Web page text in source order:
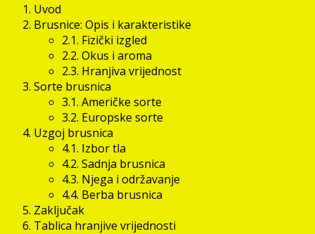
Uvod
Brusnice: Opis i karakteristike
2.1. Fizički izgled
2.2. Okus i aroma
2.3. Hranjiva vrijednost
Sorte brusnica
3.1. Američke sorte
3.2. Europske sorte
Uzgoj brusnica
4.1. Izbor tla
4.2. Sadnja brusnica
4.3. Njega i održavanje
4.4. Berba brusnica
Zaključak
Tablica hranjive vrijednosti